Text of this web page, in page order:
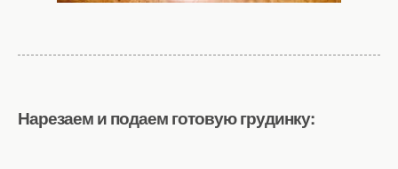
Нарезаем и подаем готовую грудинку: